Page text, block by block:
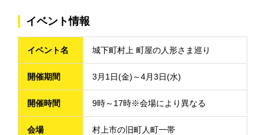
イベント情報
イベント名 城下町村上 町屋の人形さま巡り
開催期間 3月1日(金)～4月3日(水)
開催時間 9時～17時※会場により異なる
会場 村上市の旧町人町一帯